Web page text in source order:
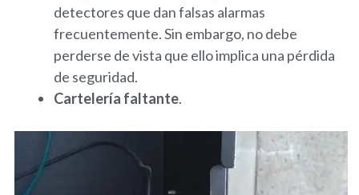
detectores que dan falsas alarmas
frecuentemente. Sin embargo, no debe
perderse de vista que ello implica una pérdida
de seguridad.
Cartelería faltante.